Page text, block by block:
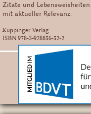
Zitate und
mit aktueller Relevanz.
Kuppinger Verlag
ISBN 978-3-928856-52-2